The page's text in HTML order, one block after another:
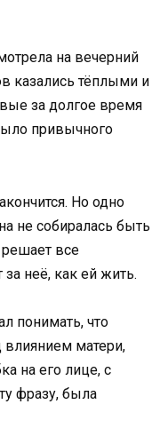
на вечерний
казались тёплыми и
за долгое время
привычного
Но одно
не собиралась быть
все
неё, как ей жить.
понимать, что
матери,
на его лице, с
фразу, была